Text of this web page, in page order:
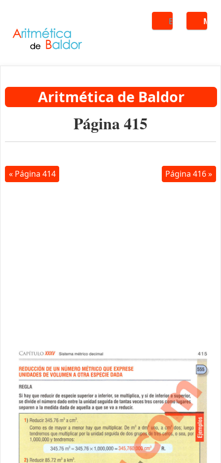
Buscar
Aritmética de Baldor
Página 415
« Página 414 Página 416 »